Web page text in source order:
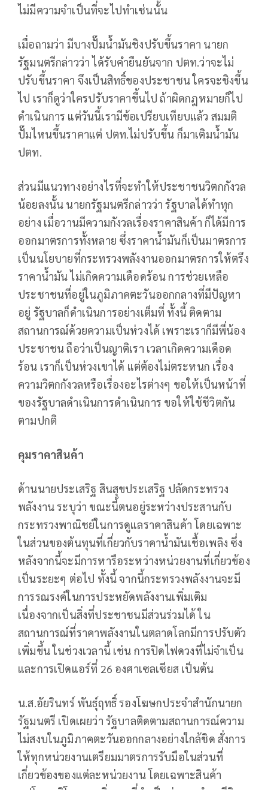
ไม่มีความจำเป็นที่จะไปทำเช่นนั้น
เมื่อถามว่า มีบางปั๊มน้ำมันชิงปรับขึ้นราคา นายก
รัฐมนตรีกล่าวว่า ได้รับคำยืนยันจาก ปตท.ว่าจะไม่
ปรับขึ้นราคา จึงเป็นสิทธิ์ของประชาชน ใครจะชิงขึ้น
ไป เราก็ดูว่าใครปรับราคาขึ้นไป ถ้าผิดกฎหมายก็ไป
ดำเนินการ แต่วันนี้เรามีข้อเปรียบเทียบแล้ว สมมติ
ปั๊มไหนขึ้นราคาแต่ ปตท.ไม่ปรับขึ้น ก็มาเติมน้ำมัน
ปตท.
ส่วนมีแนวทางอย่างไรที่จะทำให้ประชาชนวิตกกังวล
น้อยลงนั้น นายกรัฐมนตรีกล่าวว่า รัฐบาลได้ทำทุก
อย่าง เมื่อวานมีความกังวลเรื่องราคาสินค้า ก็ได้มีการ
ออกมาตรการทั้งหลาย ซึ่งราคาน้ำมันก็เป็นมาตรการ
เป็นนโยบายที่กระทรวงพลังงานออกมาตรการให้ตรึง
ราคาน้ำมัน ไม่เกิดความเดือดร้อน การช่วยเหลือ
ประชาชนที่อยู่ในภูมิภาคตะวันออกกลางที่มีปัญหา
อยู่ รัฐบาลก็ดำเนินการอย่างเต็มที่ ทั้งนี้ ติดตาม
สถานการณ์ด้วยความเป็นห่วงได้ เพราะเราก็มีพี่น้อง
ประชาชน ถือว่าเป็นญาติเรา เวลาเกิดความเดือด
ร้อน เราก็เป็นห่วงเขาได้ แต่ต้องไม่ตระหนก เรื่อง
ความวิตกกังวลหรือเรื่องอะไรต่างๆ ขอให้เป็นหน้าที่
ของรัฐบาลดำเนินการดำเนินการ ขอให้ใช้ชีวิตกัน
ตามปกติ
คุมราคาสินค้า
ด้านนายประเสริฐ สินสุขประเสริฐ ปลัดกระทรวง
พลังงาน ระบุว่า ขณะนี้ตนอยู่ระหว่างประสานกับ
กระทรวงพาณิชย์ในการดูแลราคาสินค้า โดยเฉพาะ
ในส่วนของต้นทุนที่เกี่ยวกับราคาน้ำมันเชื้อเพลิง ซึ่ง
หลังจากนี้จะมีการหารือระหว่างหน่วยงานที่เกี่ยวข้อง
เป็นระยะๆ ต่อไป ทั้งนี้ จากนี้กระทรวงพลังงานจะมี
การรณรงค์ในการประหยัดพลังงานเพิ่มเติม
เนื่องจากเป็นสิ่งที่ประชาชนมีส่วนร่วมได้ ใน
สถานการณ์ที่ราคาพลังงานในตลาดโลกมีการปรับตัว
เพิ่มขึ้น ในช่วงเวลานี้ เช่น การปิดไฟดวงที่ไม่จำเป็น
และการเปิดแอร์ที่ 26 องศาเซลเซียส เป็นต้น
น.ส.อัยรินทร์ พันธุ์ฤทธิ์ รองโฆษกประจำสำนักนายก
รัฐมนตรี เปิดเผยว่า รัฐบาลติดตามสถานการณ์ความ
ไม่สงบในภูมิภาคตะวันออกกลางอย่างใกล้ชิด สั่งการ
ให้ทุกหน่วยงานเตรียมมาตรการรับมือในส่วนที่
เกี่ยวข้องของแต่ละหน่วยงาน โดยเฉพาะสินค้า